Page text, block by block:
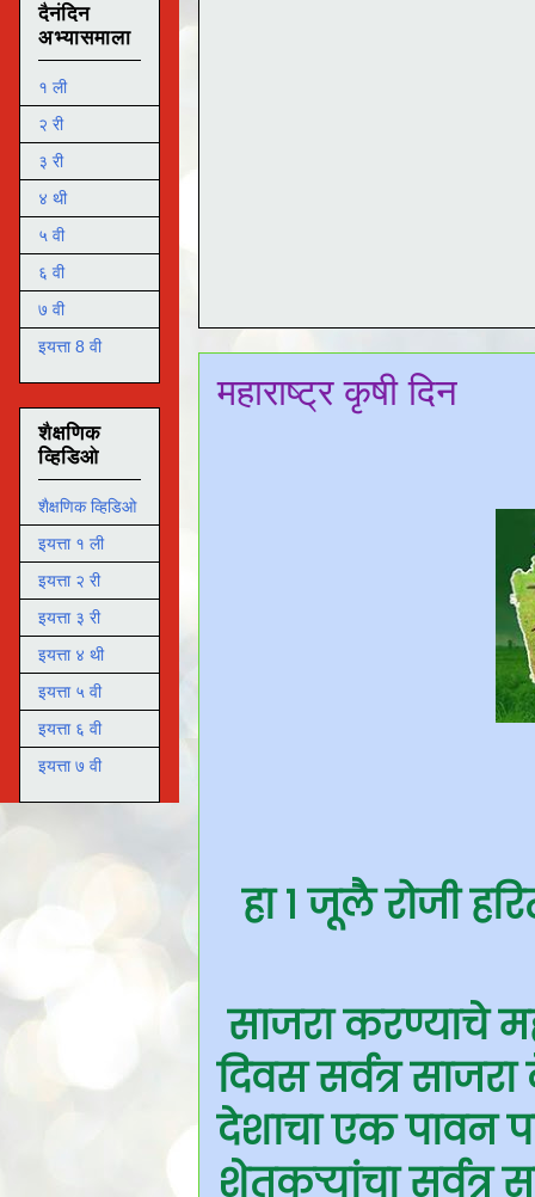
महाराष्ट्र कृषी दिन
हा १ जूलै रोजी
साजरा करण्याचे
दिवस सर्वत्र
देशाचा एक पावन
शेतकऱ्यांचा सर्वत्र
दैनंदिन
अभ्यासमाला
१ ली
२ री
३ री
४ थी
५ वी
६ वी
७ वी
इयत्ता 8 वी
शैक्षणिक
व्हिडिओ
शैक्षणिक व्हिडिओ
इयत्ता १ ली
इयत्ता २ री
इयत्ता ३ री
इयत्ता ४ थी
इयत्ता ५ वी
इयत्ता ६ वी
इयत्ता ७ वी